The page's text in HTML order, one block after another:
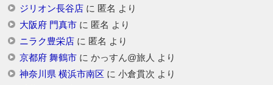
ジリオン長谷店に 匿名 より
大阪府 門真市に 匿名 より
ニラク豊栄店に 匿名 より
京都府 舞鶴市に かっすん@旅人 より
神奈川県 横浜市南区 に 小倉貫次 より